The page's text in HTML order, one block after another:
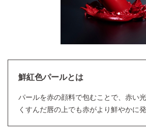
鮮紅色パールとは
パールを赤の顔料で包むことで、赤い
くすんだ唇の上でも赤がより鮮やかに発